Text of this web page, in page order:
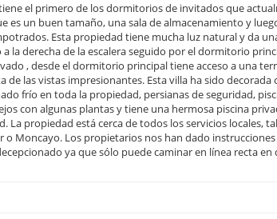
el primero de los dormitorios de invitados que
es un buen tamaño, una sala de almacenamiento y
Esta propiedad tiene mucha luz natural y da
la derecha de la escalera seguido por el dormitorio
, desde el dormitorio principal tiene acceso a una
de las vistas impresionantes. Esta villa ha sido
frío en toda la propiedad, persianas de seguridad,
con algunas plantas y tiene una hermosa piscina
La propiedad está cerca de todos los servicios locales,
o Moncayo. Los propietarios nos han dado
ya que sólo puede caminar en línea recta